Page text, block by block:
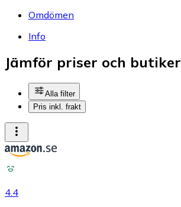
Omdömen
Info
Jämför priser och butiker
Alla filter
Pris inkl. frakt
4.4